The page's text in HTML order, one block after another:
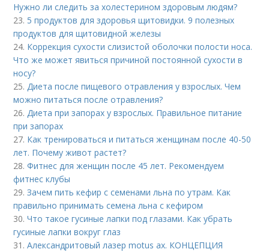
Нужно ли следить за холестерином здоровым людям?
23. 5 продуктов для здоровья щитовидки. 9 полезных
продуктов для щитовидной железы
24. Коррекция сухости слизистой оболочки полости носа.
Что же может явиться причиной постоянной сухости в
носу?
25.Диета после пищевого отравления у взрослых. Чем
можно питаться после отравления?
26.Диета при запорах у взрослых. Правильное питание
при запорах
27. Как тренироваться и питаться женщинам после 40-50
лет. Почему живот растет?
28.Фитнес для женщин после 45 лет. Рекомендуем
фитнес клубы
29.Зачем пить кефир с семенами льна по утрам. Как
правильно принимать семена льна с кефиром
30.Что такое гусиные лапки под глазами. Как убрать
гусиные лапки вокруг глаз
31.Александритовый лазер motus ax. КОНЦЕПЦИЯ